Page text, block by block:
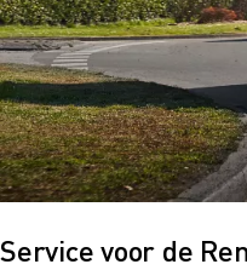
Service voor de